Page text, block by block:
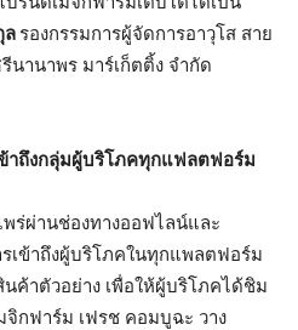
ล รองกรรมการผู้จัดการอาวุโส สาย
นานาพร มาร์เก็ตติ้ง จำกัด
าถึงกลุ่มผู้บริโภคทุกแฟลตฟอร์ม
ร่ผ่านช่องทางออฟไลน์และ
เข้าถึงผู้บริโภคในทุกแพลตฟอร์ม
ค้าตัวอย่าง เพื่อให้ผู้บริโภคได้ชิม
กฟาร์ม เฟรช คอมบูฉะ วาง